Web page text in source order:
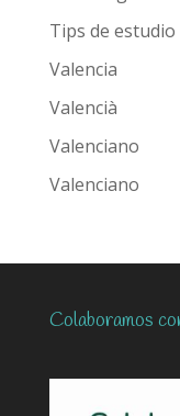
Tips de estudio
Valencia
Valencià
Valenciano
Valenciano
Colaboramos